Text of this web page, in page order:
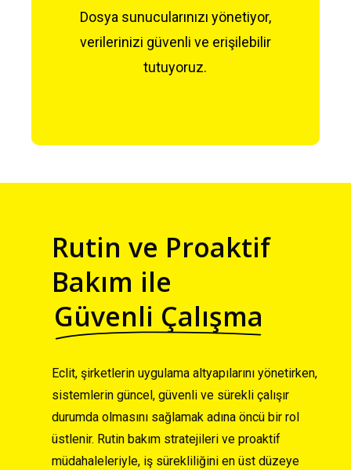
Dosya sunucularınızı yönetiyor,
verilerinizi güvenli ve erişilebilir
tutuyoruz.
Rutin ve Proaktif
Bakım ile
Güvenli Çalışma
Eclit, şirketlerin uygulama altyapılarını yönetirken,
sistemlerin güncel, güvenli ve sürekli çalışır
durumda olmasını sağlamak adına öncü bir rol
üstlenir. Rutin bakım stratejileri ve proaktif
müdahaleleriyle, iş sürekliliğini en üst düzeye